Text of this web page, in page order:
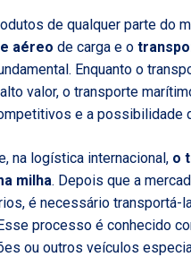
de qualquer parte do
aéreo de carga e o
Enquanto o
valor, o transporte
e a possibilidade
na logística internacional, o
milha. Depois que a
é necessário transportá-
processo é conhecido
ou outros veículos